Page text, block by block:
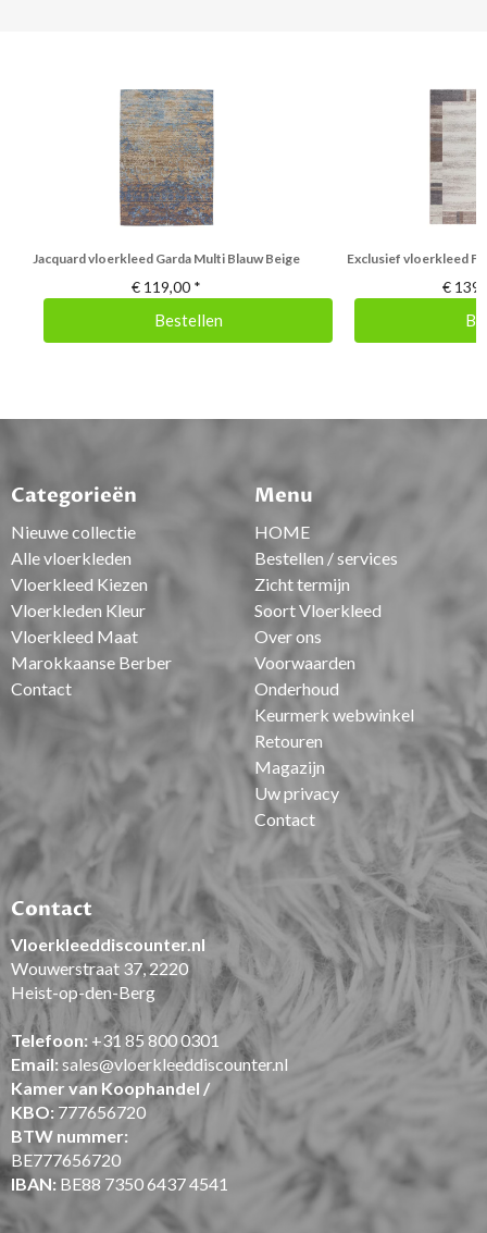
Jacquard vloerkleed Garda Multi Blauw Beige
€ 119,00 *
Bestellen
Exclusief vloerkleed
€
Categorieën
Nieuwe collectie
Alle vloerkleden
Vloerkleed Kiezen
Vloerkleden Kleur
Vloerkleed Maat
Marokkaanse Berber
Contact
Menu
HOME
Bestellen / services
Zicht termijn
Soort Vloerkleed
Over ons
Voorwaarden
Onderhoud
Keurmerk webwinkel
Retouren
Magazijn
Uw privacy
Contact
Contact
Vloerkleeddiscounter.nl
Wouwerstraat 37, 2220
Heist-op-den-Berg
Telefoon: +31 85 800 0301
Email: sales@vloerkleeddiscounter.nl
Kamer van Koophandel /
KBO: 777656720
BTW nummer:
BE777656720
IBAN: BE88 7350 6437 4541